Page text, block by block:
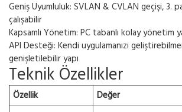
Geniş Uyumluluk: SVLAN & CVLAN geçişi, 3.
çalışabilir
Kapsamlı Yönetim: PC tabanlı kolay yönetim
API Desteği: Kendi uygulamanızı
genişletilebilir yapı
Teknik Özellikler
Özellik
Değer